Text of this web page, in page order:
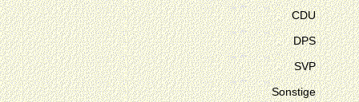
CDU
DPS
SVP
Sonstige